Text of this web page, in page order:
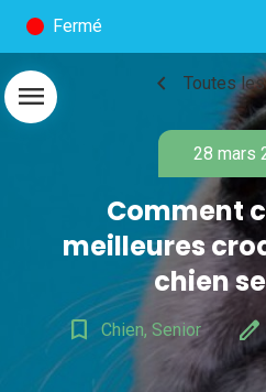
Fermé
menu chevron_left Toutes
28 mars
Comment
meilleures
chien
bookmark_border Chien, Senior edit